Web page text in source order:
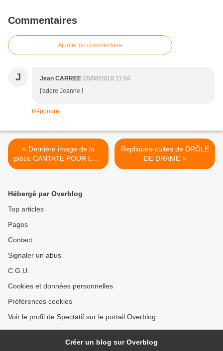
Commentaires
Ajouter un commentaire
J Jean CARREE 05/08/2018 11:04
j'adore Jeanne !
Répondre
< Dernière image de la
pièce CANTATE POUR LOU
VON SALOMÉ
Repliques-cultes de DRÔLE
DE DRAME >
Hébergé par Overblog
Top articles
Pages
Contact
Signaler un abus
C.G.U.
Cookies et données personnelles
Préférences cookies
Voir le profil de Spectatif sur le portail Overblog
Créer un blog sur Overblog